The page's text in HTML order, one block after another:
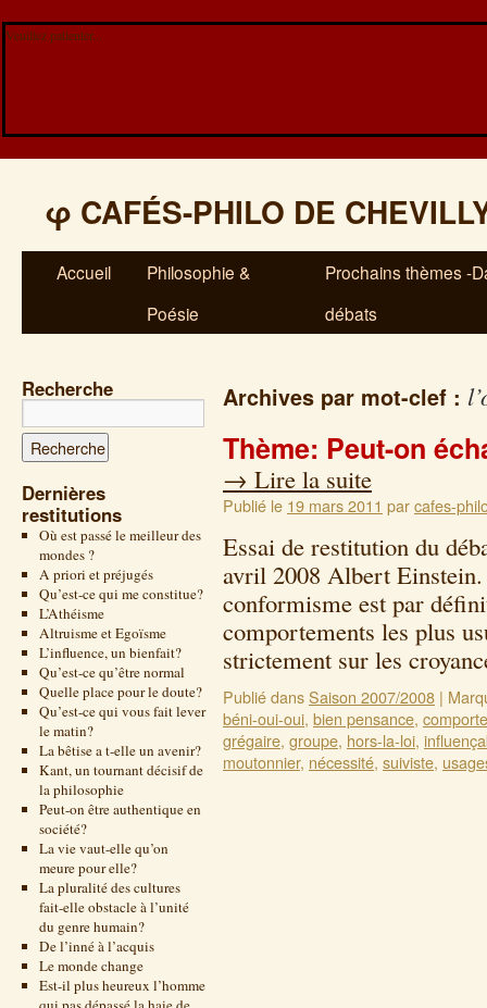
Veuillez patienter...
φ CAFÉS-PHILO DE
Accueil
Philosophie &
Poésie
Prochains thèmes -
débats
Recherche
Dernières
restitutions
Où est passé le meilleur des
mondes ?
A priori et préjugés
Qu’est-ce qui me constitue?
L’Athéisme
Altruisme et Egoïsme
L’influence, un bienfait?
Qu’est-ce qu’être normal
Quelle place pour le doute?
Qu’est-ce qui vous fait lever
le matin?
La bêtise a t-elle un avenir?
Kant, un tournant décisif de
la philosophie
Peut-on être authentique en
société?
La vie vaut-elle qu’on
meure pour elle?
La pluralité des cultures
fait-elle obstacle à l’unité
du genre humain?
De l’inné à l’acquis
Le monde change
Est-il plus heureux l’homme
Archives par mot-clef :
Thème: Peut-on
→ Lire la suite
Publié le 19 mars 2011 parcafes-
Essai de restitution du
avril 2008 Albert
conformisme est par
comportements les plus
strictement sur les
Publié dansSaison 2007/2008 |
béni-oui-oui, bien pensance,
grégaire, groupe, hors-la-loi,
moutonnier, nécessité, suiviste,